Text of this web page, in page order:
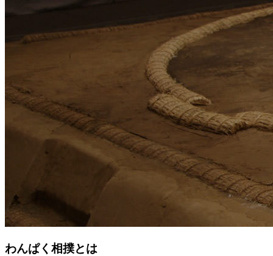
わんぱく相撲とは